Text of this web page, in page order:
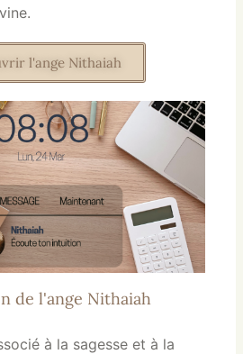
l'ange Nithaiah
de l'ange Nithaiah
à la sagesse et à la